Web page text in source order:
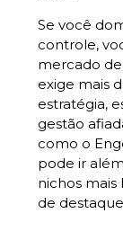
Se você
controle,
mercado
exige mais
estratégia,
gestão
como o
pode ir
nichos mais
de